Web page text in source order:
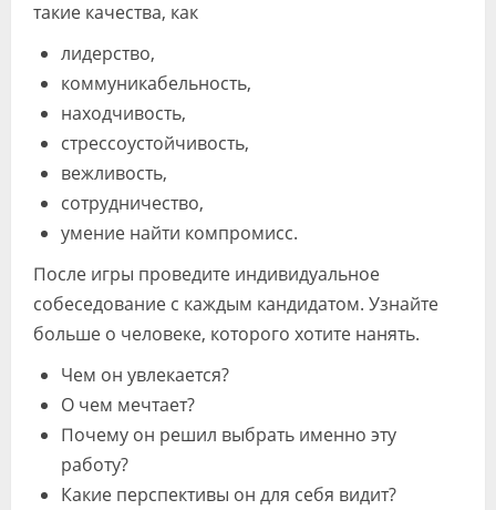
такие качества, как
лидерство,
коммуникабельность,
находчивость,
стрессоустойчивость,
вежливость,
сотрудничество,
умение найти компромисс.
После игры проведите индивидуальное
собеседование с каждым кандидатом. Узнайте
больше о человеке, которого хотите нанять.
Чем он увлекается?
О чем мечтает?
Почему он решил выбрать именно эту
работу?
Какие перспективы он для себя видит?